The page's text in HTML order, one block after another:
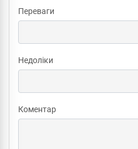
Переваги
Недоліки
Коментар